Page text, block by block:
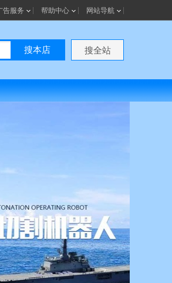
告服务 帮助中心 网站导航
搜本店 搜全站